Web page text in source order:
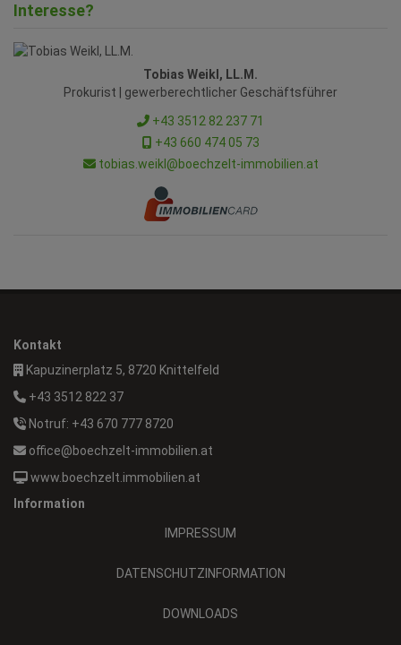
Interesse?
Tobias Weikl, LL.M.
Prokurist | gewerberechtlicher Geschäftsführer
+43 3512 82 237 71
+43 660 474 05 73
tobias.weikl@boechzelt-immobilien.at
Kontakt
Kapuzinerplatz 5, 8720 Knittelfeld
+43 3512 822 37
Notruf: +43 670 777 8720
office@boechzelt-immobilien.at
www.boechzelt.immobilien.at
Information
IMPRESSUM
DATENSCHUTZINFORMATION
DOWNLOADS